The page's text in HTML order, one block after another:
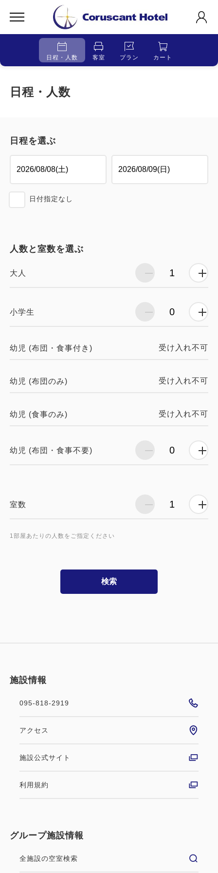
日程・人数 客室 プラン カート
日程・人数
日程を選ぶ
日付指定なし
人数と室数を選ぶ
大人
小学生
幼児 (布団・食事付き) 受け入れ不可
幼児 (布団のみ) 受け入れ不可
幼児 (食事のみ) 受け入れ不可
幼児 (布団・食事不要)
室数
1部屋あたりの人数をご指定ください
検索
施設情報
095-818-2919
アクセス
施設公式サイト
利用規約
グループ施設情報
全施設の空室検索